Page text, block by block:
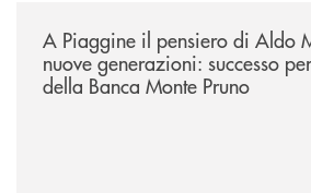
A Piaggine il pensiero di Aldo
nuove generazioni: successo
della Banca Monte Pruno